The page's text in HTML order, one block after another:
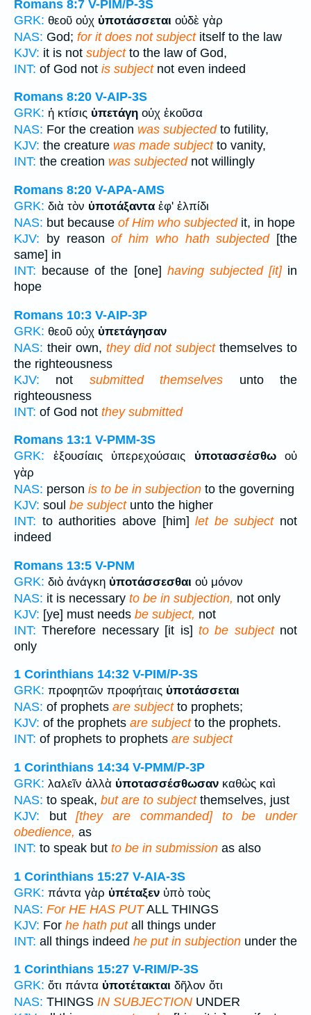
Romans 8:7 V-PIM/P-3S
GRK: θεοῦ οὐχ ὑποτάσσεται οὐδὲ γὰρ
NAS: God; for it does not subjectitself to the law
KJV: it is not subjectto the law of God,
INT: of God not is subjectnot even indeed
Romans 8:20 V-AIP-3S
GRK: ἡ κτίσις ὑπετάγη οὐχ ἑκοῦσα
NAS: For the creation was subjectedto futility,
KJV: the creature was made subjectto vanity,
INT: the creation was subjectednot willingly
Romans 8:20 V-APA-AMS
GRK: διὰ τὸν ὑποτάξαντα ἐφ' ἑλπίδι
NAS: but because of Him who subjectedit, in hope
KJV: by reasonof him who hath subjected[the
same] in
INT: because of the [one] having subjected [it]in
hope
Romans 10:3 V-AIP-3P
GRK: θεοῦ οὐχ ὑπετάγησαν
NAS: their own, they did not subjectthemselves to
the righteousness
KJV: not submitted themselves unto the
righteousness
INT: of God not they submitted
Romans 13:1 V-PMM-3S
GRK:
ἐξουσίαις ὑπερεχούσαις ὑποτασσέσθωοὐ
γὰρ
NAS: person is to be in subjection to the governing
KJV: soul be subjectunto the higher
INT: to authorities above [him]let be subjectnot
indeed
Romans 13:5 V-PNM
GRK: διὸ ἀνάγκη ὑποτάσσεσθαι οὐ μόνον
NAS: it is necessary to be in subjection, not only
KJV: [ye] must needs be subject, not
INT: Therefore necessary [it is] to be subjectnot
only
1 Corinthians 14:32 V-PIM/P-3S
GRK: προφητῶν προφήταις ὑποτάσσεται
NAS: of prophets are subjectto prophets;
KJV: of the prophets are subjectto the prophets.
INT: of prophets to prophets are subject
1 Corinthians 14:34 V-PMM/P-3P
GRK: λαλεῖν ἀλλὰ ὑποτασσέσθωσαν καθὼς καὶ
NAS: to speak, but are to subjectthemselves, just
KJV: but[they are commanded] to be under
obedience, as
INT: to speak but to be in submission as also
1 Corinthians 15:27 V-AIA-3S
GRK: πάντα γὰρ ὑπέταξεν ὑπὸ τοὺς
NAS: For HE HAS PUTALL THINGS
KJV: For he hath putall things under
INT: all things indeed he put in subjection under the
1 Corinthians 15:27 V-RIM/P-3S
GRK: ὅτι πάντα ὑποτέτακται δῆλον ὅτι
NAS: THINGS IN SUBJECTION UNDER